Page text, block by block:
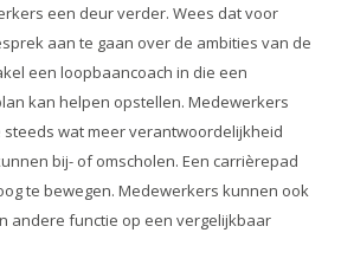
een deur verder. Wees dat voor
aan te gaan over de ambities van de
een loopbaancoach in die een
kan helpen opstellen. Medewerkers
wat meer verantwoordelijkheid
bij- of omscholen. Een carrièrepad
te bewegen. Medewerkers kunnen ook
andere functie op een vergelijkbaar